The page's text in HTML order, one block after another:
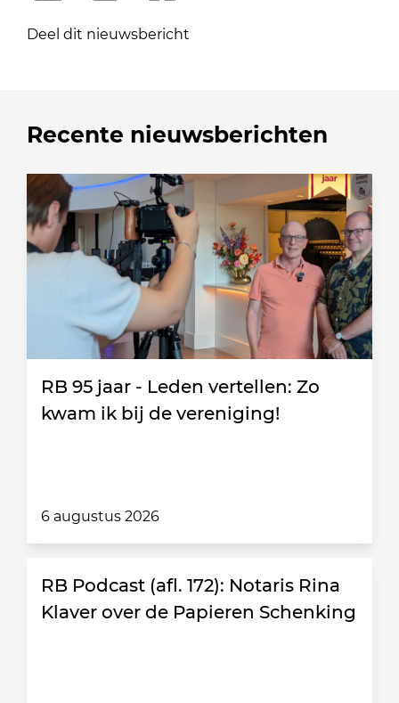
Deel dit nieuwsbericht
Recente nieuwsberichten
RB 95 jaar - Leden vertellen: Zo
kwam ik bij de vereniging!
6 augustus 2026
RB Podcast (afl. 172): Notaris Rina
Klaver over de Papieren Schenking